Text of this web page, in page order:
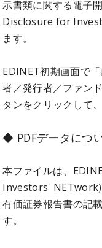
示書類に関する電子
Disclosure for
ます。
EDINET初期画面で
者／発行者／ファン
タンをクリックして
◆ PDFデータにつ
本ファイルは、
Investors' NETwork)
有価証券報告書の記
す。